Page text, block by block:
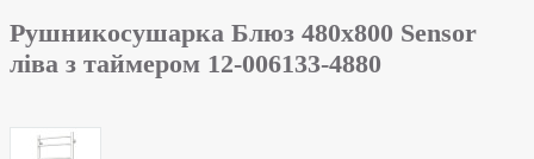
Рушникосушарка Блюз 480х800 Sensor
ліва з таймером 12-006133-4880